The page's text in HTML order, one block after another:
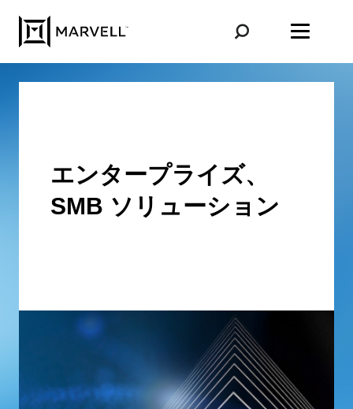
エンタープライズ、
SMB ソリューション